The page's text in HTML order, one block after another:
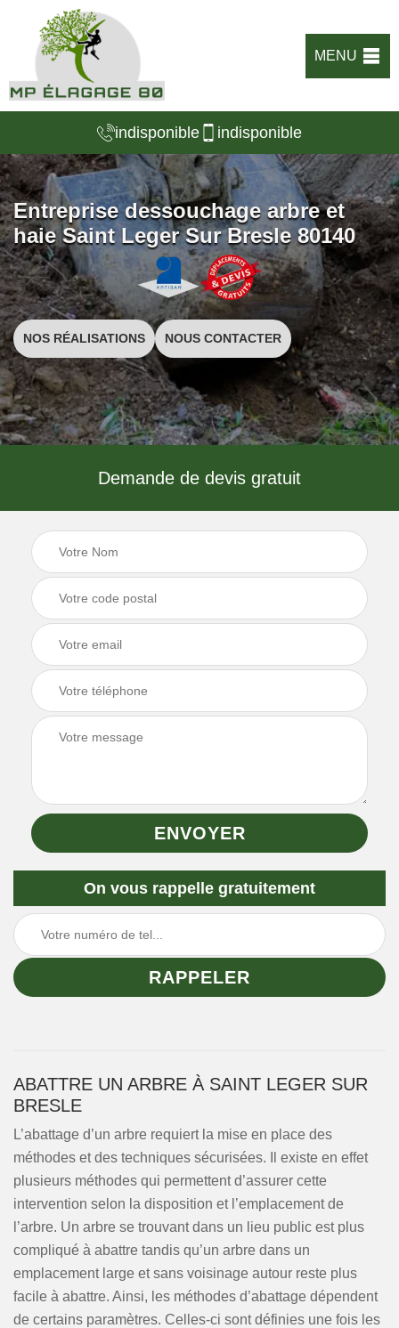
MENU
indisponible indisponible
Entreprise dessouchage arbre et
haie Saint Leger Sur Bresle 80140
NOS RÉALISATIONS NOUS CONTACTER
Demande de devis gratuit
On vous rappelle gratuitement
ABATTRE UN ARBRE À SAINT LEGER SUR
BRESLE
L’abattage d’un arbre requiert la mise en place des
méthodes et des techniques sécurisées. Il existe en effet
plusieurs méthodes qui permettent d’assurer cette
intervention selon la disposition et l’emplacement de
l’arbre. Un arbre se trouvant dans un lieu public est plus
compliqué à abattre tandis qu’un arbre dans un
emplacement large et sans voisinage autour reste plus
facile à abattre. Ainsi, les méthodes d’abattage dépendent
de certains paramètres. Celles-ci sont définies une fois les